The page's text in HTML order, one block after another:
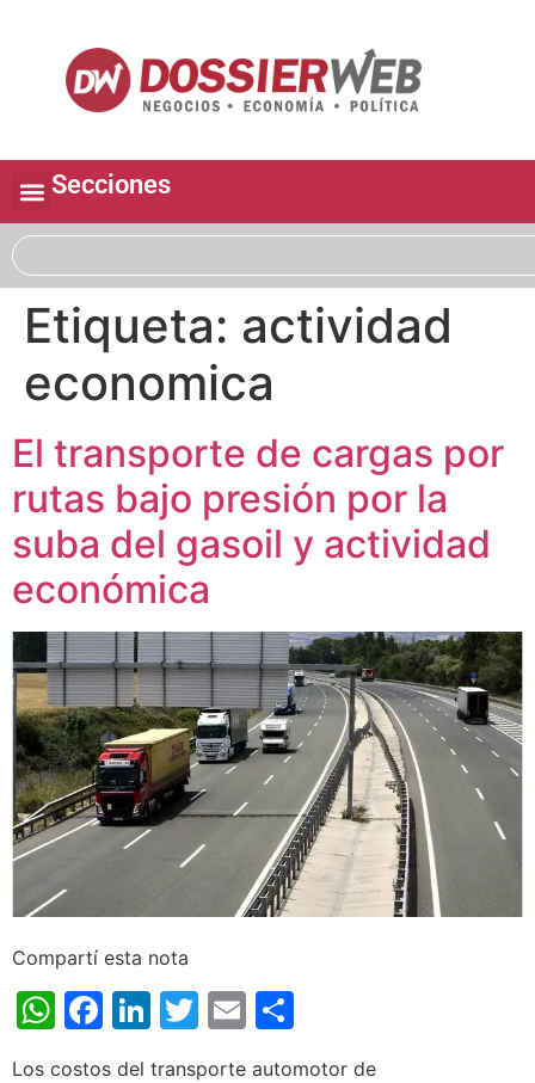
Secciones
Etiqueta: actividad
economica
El transporte de cargas por
rutas bajo presión por la
suba del gasoil y actividad
económica
Compartí esta nota
WhatsApp
Facebook
LinkedIn
Twitter
Email
Los costos del transporte automotor de